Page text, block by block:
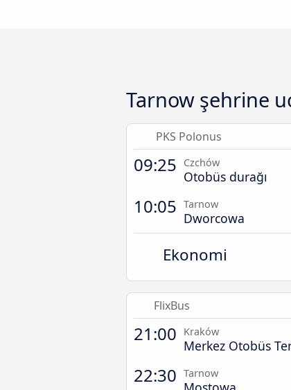
Tarnow şehrine
PKS Polonus
09:25 Czchów
Otobüs durağı
10:05 Tarnow
Dworcowa
Ekonomi
FlixBus
21:00 Kraków
Merkez Otobüs
22:30 Tarnow